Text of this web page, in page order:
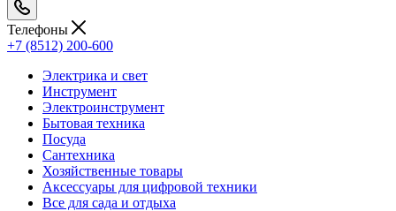
Телефоны
+7 (8512) 200-600
Электрика и свет
Инструмент
Электроинструмент
Бытовая техника
Посуда
Сантехника
Хозяйственные товары
Аксессуары для цифровой техники
Все для сада и отдыха